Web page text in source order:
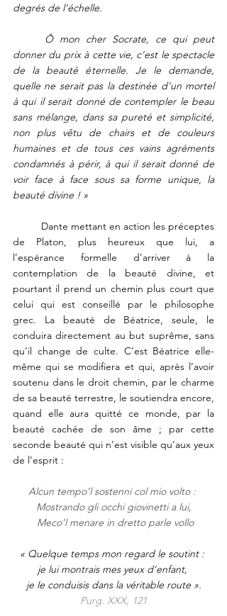
degrés de l’échelle.
donner du prix à cette vie, c’est le spectacle
de la beauté éternelle. Je le demande,
quelle ne serait pas la destinée d’un mortel
à qui il serait donné de contempler le beau
sans mélange, dans sa pureté et simplicité,
non plus vêtu de chairs et de couleurs
humaines et de tous ces vains agréments
condamnés à périr, à qui il serait donné de
voir face à face sous sa forme unique, la
beauté divine ! »
de Platon, plus heureux que lui, a
l’espérance formelle d’arriver à la
contemplation de la beauté divine, et
pourtant il prend un chemin plus court que
celui qui est conseillé par le philosophe
grec. La beauté de Béatrice, seule, le
conduira directement au but suprême, sans
qu’il change de culte. C’est Béatrice elle-
même qui se modifiera et qui, après l’avoir
soutenu dans le droit chemin, par le charme
de sa beauté terrestre, le soutiendra encore,
quand elle aura quitté ce monde, par la
beauté cachée de son âme ; par cette
seconde beauté qui n’est visible qu’aux yeux
de l’esprit :
Alcun tempo’l sostenni col mio volto :
Mostrando gli occhi giovinetti a lui,
Meco’l menare in dretto parle vollo
« Quelque temps mon regard le soutint :
je lui montrais mes yeux d’enfant,
je le conduisis dans la véritable route ».
Purg. XXX, 121